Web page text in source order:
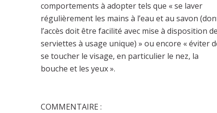
comportements à adopter tels que « se laver
régulièrement les mains à l’eau et au savon
l’accès doit être facilité avec mise à disposition de
serviettes à usage unique) » ou encore « éviter
se toucher le visage, en particulier le nez, la
bouche et les yeux ».
COMMENTAIRE :